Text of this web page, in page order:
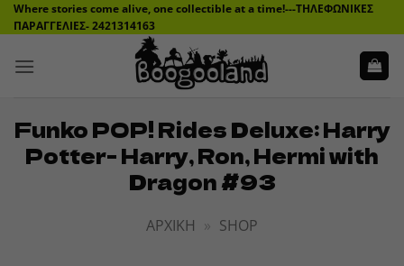
Μετάβαση
στο
Where stories come alive, one collectible at a time!---ΤΗΛΕΦΩΝΙΚΕΣ
ΠΑΡΑΓΓΕΛΙΕΣ- 2421314163
Funko POP! Rides Deluxe: Harry
Potter- Harry, Ron, Hermi with
Dragon #93
ΑΡΧΙΚΉ » SHOP